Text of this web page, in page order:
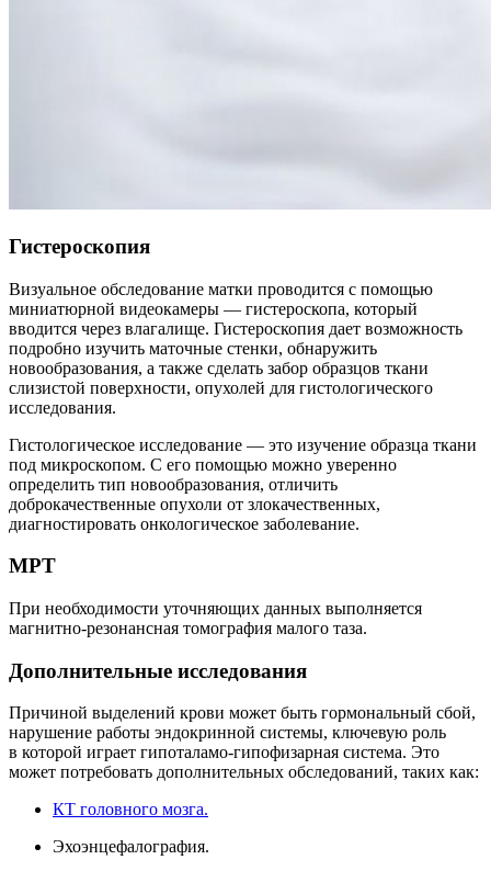
Гистероскопия
Визуальное обследование матки проводится с помощью
миниатюрной видеокамеры — гистероскопа, который
вводится через влагалище. Гистероскопия дает возможность
подробно изучить маточные стенки, обнаружить
новообразования, а также сделать забор образцов ткани
слизистой поверхности, опухолей для гистологического
исследования.
Гистологическое исследование — это изучение образца ткани
под микроскопом. С его помощью можно уверенно
определить тип новообразования, отличить
доброкачественные опухоли от злокачественных,
диагностировать онкологическое заболевание.
МРТ
При необходимости уточняющих данных выполняется
магнитно-резонансная томография малого таза.
Дополнительные исследования
Причиной выделений крови может быть гормональный сбой,
нарушение работы эндокринной системы, ключевую роль
в которой играет гипоталамо-гипофизарная система. Это
может потребовать дополнительных обследований, таких как:
КТ головного мозга.
Эхоэнцефалография.